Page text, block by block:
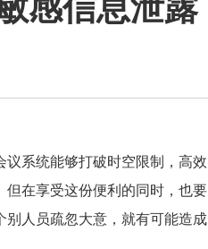
感信息泄
议系统能够打破时空限制，高效
但在享受这份便利的同时，也要
别人员疏忽大意，就有可能造成